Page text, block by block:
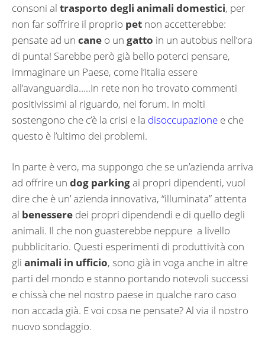
consoni al trasporto degli animali domestici, per
non far soffrire il proprio pet non accetterebbe:
pensate ad un cane o un gatto in un autobus nell’ora
di punta! Sarebbe però già bello poterci pensare,
immaginare un Paese, come l’Italia essere
all’avanguardia…..In rete non ho trovato commenti
positivissimi al riguardo, nei forum. In molti
sostengono che c’è la crisi e la disoccupazione e che
questo è l’ultimo dei problemi.
In parte è vero, ma suppongo che se un’azienda arriva
ad offrire un dog parkingai propri dipendenti, vuol
dire che è un’ azienda innovativa, “illuminata” attenta
al benessere dei propri dipendendi e di quello degli
animali. Il che non guasterebbe neppure a livello
pubblicitario. Questi esperimenti di produttività con
gli animali in ufficio, sono già in voga anche in altre
parti del mondo e stanno portando notevoli successi
e chissà che nel nostro paese in qualche raro caso
non accada già. E voi cosa ne pensate? Al via il nostro
nuovo sondaggio.